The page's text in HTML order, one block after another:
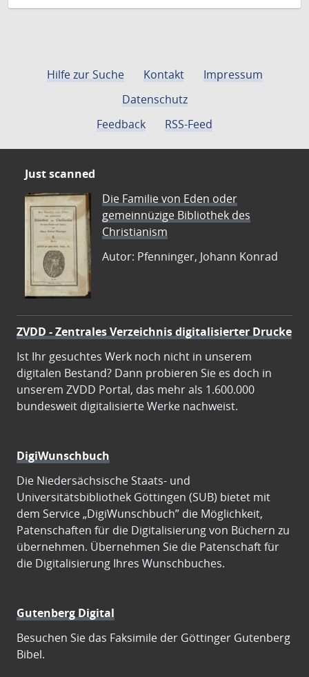
Hilfe zur Suche Kontakt
Impressum
Datenschutz
Feedback
RSS-Feed
Just scanned
Die Familie von Eden oder
gemeinnüzige Bibliothek des
Christianism
Autor: Pfenninger, Johann Konrad
ZVDD - Zentrales Verzeichnis digitalisierter Drucke
Ist Ihr gesuchtes Werk noch nicht in unserem
digitalen Bestand? Dann probieren Sie es doch in
unserem ZVDD Portal, das mehr als 1.600.000
bundesweit digitalisierte Werke nachweist.
DigiWunschbuch
Die Niedersächsische Staats- und
Universitätsbibliothek Göttingen (SUB) bietet mit
dem Service „DigiWunschbuch” die Möglichkeit,
Patenschaften für die Digitalisierung von Büchern zu
übernehmen. Übernehmen Sie die Patenschaft für
die Digitalisierung Ihres Wunschbuches.
Gutenberg Digital
Besuchen Sie das Faksimile der Göttinger Gutenberg
Bibel.